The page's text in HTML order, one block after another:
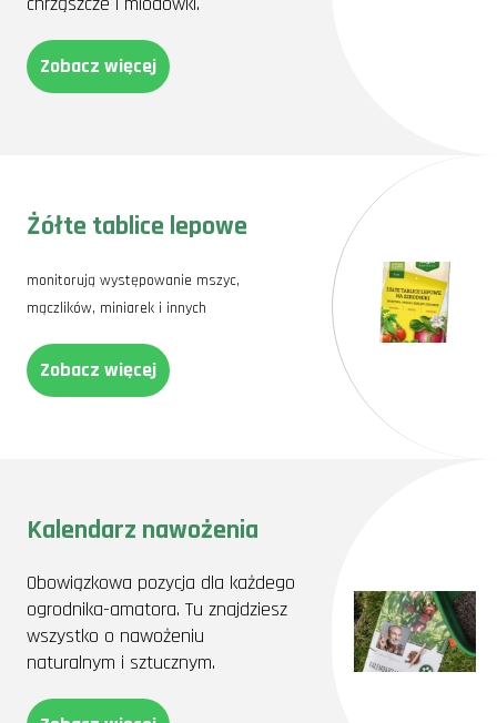
Zobacz więcej
Żółte tablice lepowe
monitorują występowanie mszyc,
mączlików, miniarek i innych
Zobacz więcej
Kalendarz nawożenia
Obowiązkowa pozycja dla każdego
ogrodnika-amatora. Tu znajdziesz
wszystko o nawożeniu
naturalnym i sztucznym.